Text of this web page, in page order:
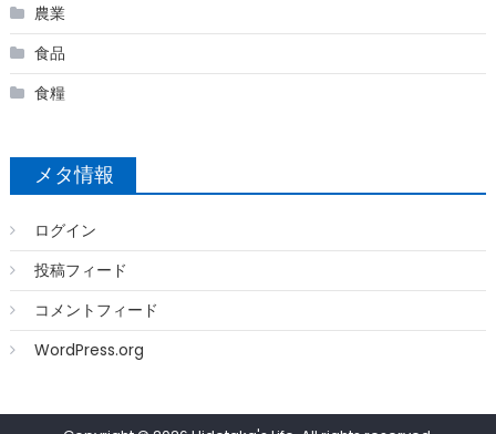
農業
食品
食糧
メタ情報
ログイン
投稿フィード
コメントフィード
WordPress.org